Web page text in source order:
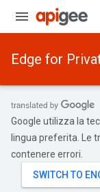
Edge for
Google utilizza la
lingua preferita. Le
contenere errori.